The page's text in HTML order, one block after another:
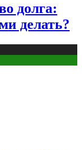
долга:
делать?